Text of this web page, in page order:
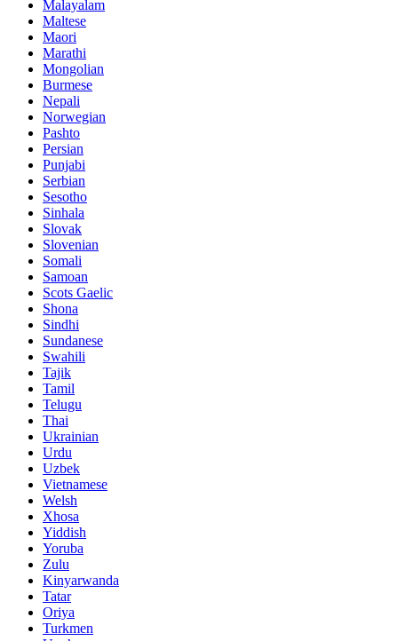
Malayalam
Maltese
Maori
Marathi
Mongolian
Burmese
Nepali
Norwegian
Pashto
Persian
Punjabi
Serbian
Sesotho
Sinhala
Slovak
Slovenian
Somali
Samoan
Scots Gaelic
Shona
Sindhi
Sundanese
Swahili
Tajik
Tamil
Telugu
Thai
Ukrainian
Urdu
Uzbek
Vietnamese
Welsh
Xhosa
Yiddish
Yoruba
Zulu
Kinyarwanda
Tatar
Oriya
Turkmen